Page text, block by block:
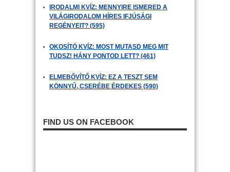
IRODALMI KVÍZ: MENNYIRE ISMERED A
VILÁGIRODALOM HÍRES IFJÚSÁGI
REGÉNYEIT? (595)
OKOSÍTÓ KVÍZ: MOST MUTASD MEG MIT
TUDSZ! HÁNY PONTOD LETT? (461)
ELMEBŐVÍTŐ KVÍZ: EZ A TESZT SEM
KÖNNYŰ, CSERÉBE ÉRDEKES (590)
FIND US ON FACEBOOK